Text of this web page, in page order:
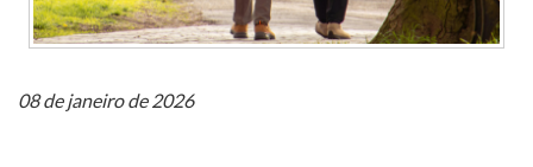
08 de janeiro de 2026